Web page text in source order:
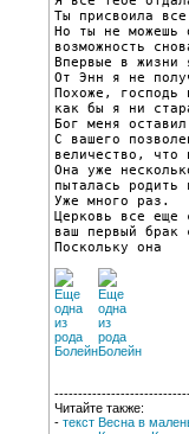
Ты присвоила
Но ты не можешь
возможность
Впервые в жизни
От Энн я не
Похоже, господь
как бы я ни
Бог меня
С вашего
величество,
Она уже
пыталась родить
Уже много раз.
Церковь все еще
ваш первый брак
Поскольку она
Читайте также:
- текст Весна в